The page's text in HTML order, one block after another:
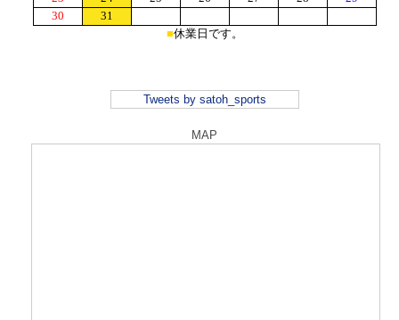
Tweets by satoh_sports
MAP